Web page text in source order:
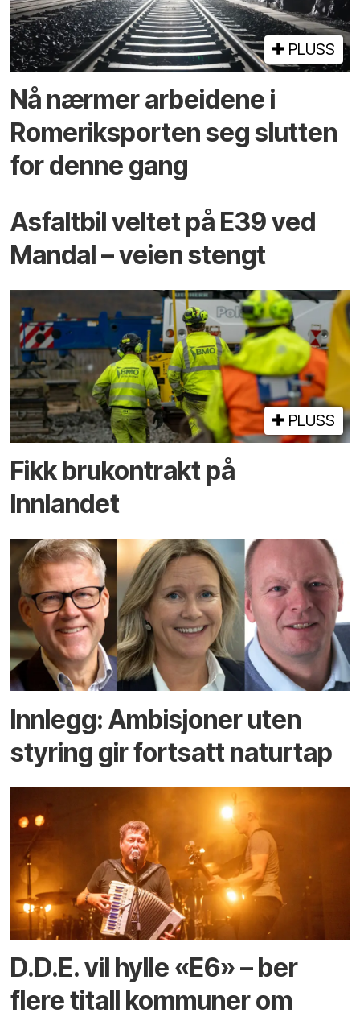
PLUSS
Nå nærmer arbeidene i
Romeriksporten seg slutten
for denne gang
Asfaltbil veltet på E39 ved
Mandal – veien stengt
PLUSS
Fikk brukontrakt på
Innlandet
Innlegg: Ambisjoner uten
styring gir fortsatt naturtap
D.D.E. vil hylle «E6» – ber
flere titall kommuner om